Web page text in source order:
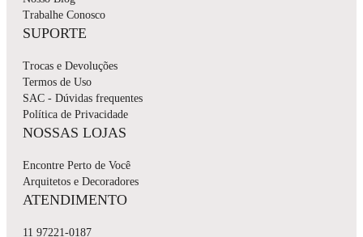
Trabalhe Conosco
SUPORTE
Trocas e Devoluções
Termos de Uso
SAC - Dúvidas frequentes
Política de Privacidade
NOSSAS LOJAS
Encontre Perto de Você
Arquitetos e Decoradores
ATENDIMENTO
11 97221-0187